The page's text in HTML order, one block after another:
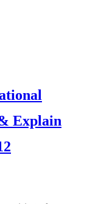
Explain